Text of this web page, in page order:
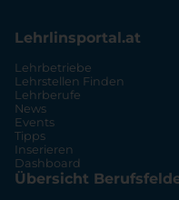
Lehrlinsportal.at
Lehrbetriebe
Lehrstellen Finden
Lehrberufe
News
Events
Tipps
Inserieren
Dashboard
Übersicht